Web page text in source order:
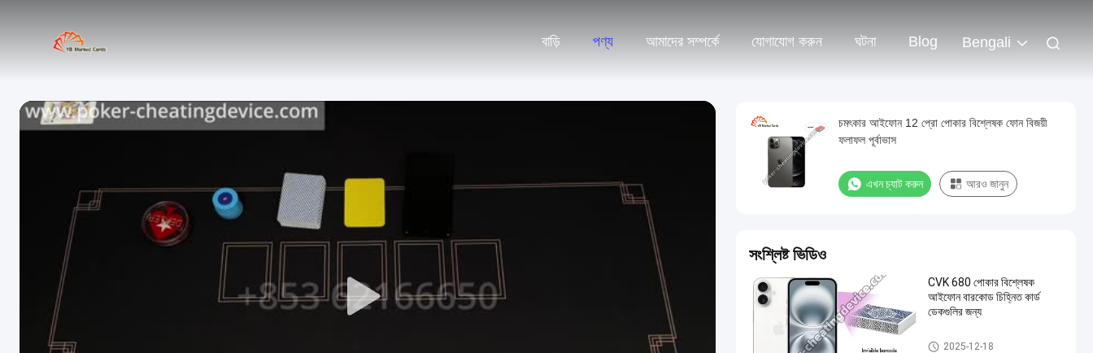
বাড়ি পণ্য আমাদের সম্পর্কে যোগাযোগ করুন ঘটনা Blog Bengali
চমৎকার আইফোন 12 প্রো পোকার বিশ্লেষক ফোন বিজয়ী
ফলাফল পূর্বাভাস
এখন চ্যাট করুন আরও জানুন
সংশ্লিষ্ট ভিডিও
CVK 680 পোকার বিশ্লেষক
আইফোন বারকোড চিহ্নিত কার্ড
ডেকগুলির জন্য
জুজু বিশ্লেষক ডিভাইস
2025-12-18